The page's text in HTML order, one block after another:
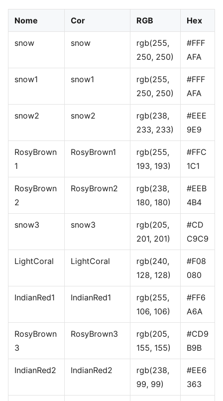
Nome Cor RGB Hex
snow snow
rgb(255,
250, 250)
#FFF
AFA
snow1 snow1
rgb(255,
250, 250)
#FFF
AFA
snow2 snow2
rgb(238,
233, 233)
#EEE
9E9
RosyBrown
1
RosyBrown1
rgb(255,
193, 193)
#FFC
1C1
RosyBrown
2
RosyBrown2
rgb(238,
180, 180)
#EEB
4B4
snow3 snow3
rgb(205,
201, 201)
#CD
C9C9
LightCoral LightCoral
rgb(240,
128, 128)
#F08
080
IndianRed1 IndianRed1
rgb(255,
106, 106)
#FF6
A6A
RosyBrown
3
RosyBrown3
rgb(205,
155, 155)
#CD9
B9B
IndianRed2 IndianRed2
rgb(238,
99, 99)
#EE6
363